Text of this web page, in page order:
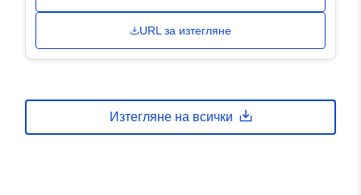
URL за изтегляне
Изтегляне на всички